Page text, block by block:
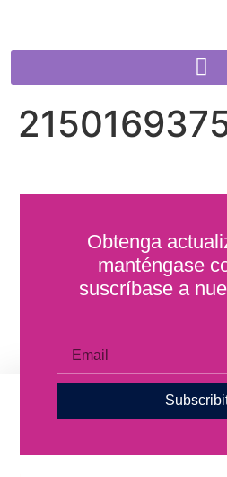
Obtenga
manténgase
suscríbase a